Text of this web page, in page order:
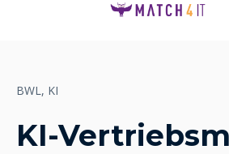
BWL, KI
KI-